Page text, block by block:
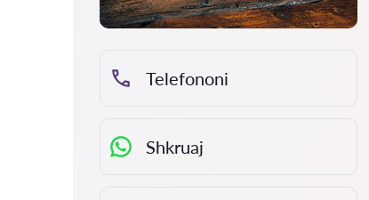
Telefononi
Shkruaj